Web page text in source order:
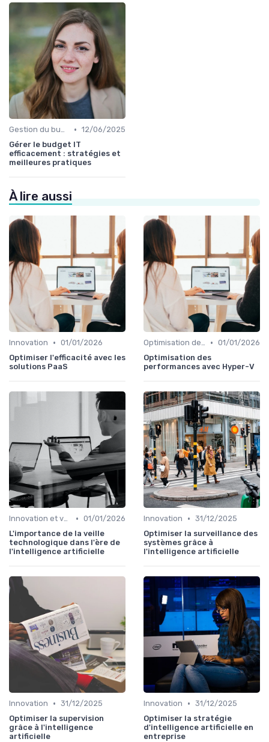
Gestion du budget IT • 12/06/2025
Gérer le budget IT
efficacement : stratégies et
meilleures pratiques
À lire aussi
Innovation • 01/01/2026
Optimiser l'efficacité avec les
solutions PaaS
Optimisation des infrastructures IT • 01/01/2026
Optimisation des
performances avec Hyper-V
Innovation et veille technologique • 01/01/2026
L'importance de la veille
technologique dans l'ère de
l'intelligence artificielle
Innovation • 31/12/2025
Optimiser la surveillance des
systèmes grâce à
l'intelligence artificielle
Innovation • 31/12/2025
Optimiser la supervision
grâce à l'intelligence
artificielle
Innovation • 31/12/2025
Optimiser la stratégie
d'intelligence artificielle en
entreprise